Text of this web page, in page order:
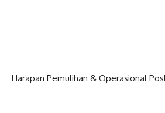
Harapan Pemulihan & Operasional